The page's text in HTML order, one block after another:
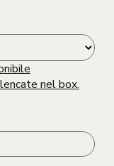
nel box.